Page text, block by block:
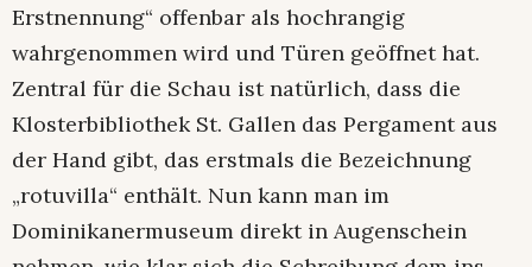
Erstnennung“ offenbar als hochrangig
wahrgenommen wird und Türen geöffnet hat.
Zentral für die Schau ist natürlich, dass die
Klosterbibliothek St. Gallen das Pergament aus
der Hand gibt, das erstmals die Bezeichnung
„rotuvilla“ enthält. Nun kann man im
Dominikanermuseum direkt in Augenschein